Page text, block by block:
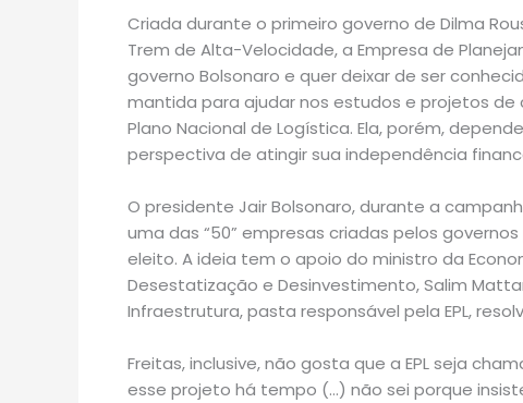
Criada durante o primeiro governo de Dilma
Trem de Alta-Velocidade, a Empresa de
governo Bolsonaro e quer deixar de ser
mantida para ajudar nos estudos e projetos
Plano Nacional de Logística. Ela, porém,
perspectiva de atingir sua independência
O presidente Jair Bolsonaro, durante a
uma das “50” empresas criadas pelos
eleito. A ideia tem o apoio do ministro da
Desestatização e Desinvestimento, Salim
Infraestrutura, pasta responsável pela EPL,
Freitas, inclusive, não gosta que a EPL seja
esse projeto há tempo (…) não sei porque